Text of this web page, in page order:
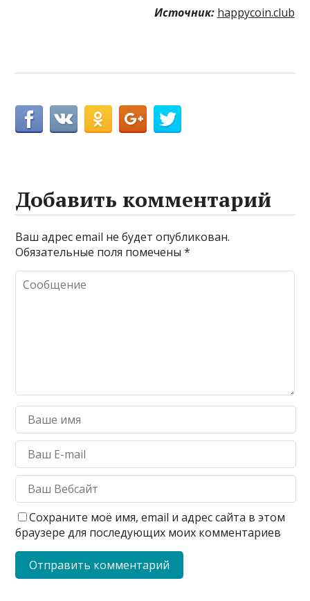
Источник: happycoin.club
Добавить комментарий
Ваш адрес email не будет опубликован.
Обязательные поля помечены*
Сохраните моё имя, email и адрес сайта в этом
браузере для последующих моих комментариев